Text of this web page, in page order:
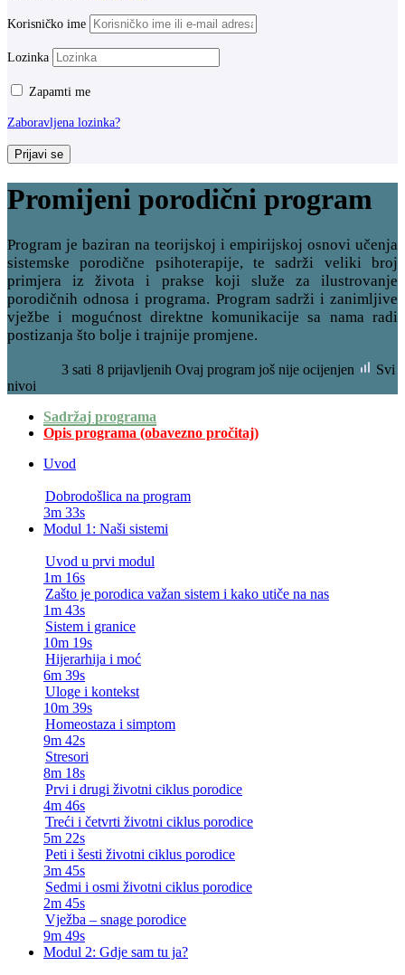
Korisničko ime
Lozinka
Zapamti me
Zaboravljena lozinka?
Prijavi se
Promijeni porodični program
Program je baziran na teorijskoj i empirijskoj osnovi učenja
sistemske porodične psihoterapije, te sadrži veliki broj
primjera iz života i prakse koji služe za ilustrovanje
porodičnih odnosa i programa. Program sadrži i zanimljive
vježbe i mogućnost direktne komunikacije sa nama radi
postizanja što bolje i trajnije promjene.
3 sati 8 prijavljenih Ovaj program još nije ocijenjen
Svi
nivoi
Sadržaj programa
Opis programa (obavezno pročitaj)
Uvod
Dobrodošlica na program
3m 33s
Modul 1: Naši sistemi
Uvod u prvi modul
1m 16s
Zašto je porodica važan sistem i kako utiče na nas
1m 43s
Sistem i granice
10m 19s
Hijerarhija i moć
6m 39s
Uloge i kontekst
10m 39s
Homeostaza i simptom
9m 42s
Stresori
8m 18s
Prvi i drugi životni ciklus porodice
4m 46s
Treći i četvrti životni ciklus porodice
5m 22s
Peti i šesti životni ciklus porodice
3m 45s
Sedmi i osmi životni ciklus porodice
2m 45s
Vježba – snage porodice
9m 49s
Modul 2: Gdje sam tu ja?